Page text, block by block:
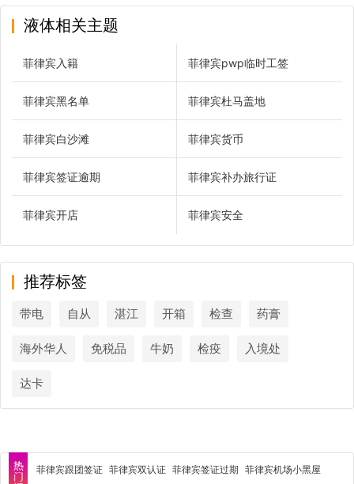
液体相关主题
菲律宾入籍 菲律宾pwp临时工签
菲律宾黑名单 菲律宾杜马盖地
菲律宾白沙滩 菲律宾货币
菲律宾签证逾期 菲律宾补办旅行证
菲律宾开店 菲律宾安全
推荐标签
带电 自从 湛江 开箱 检查 药膏
海外华人 免税品 牛奶 检疫 入境处
达卡
菲律宾跟团签证 菲律宾双认证 菲律宾签证过期 菲律宾机场小黑屋